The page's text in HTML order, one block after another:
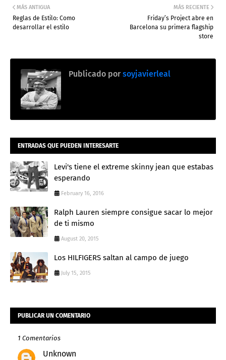
MÁS RECIENTE
Friday’s Project abre en
Barcelona su primera flagship
store
MÁS ANTIGUA
Reglas de Estilo: Como
desarrollar el estilo
Publicado por soyjavierleal
ENTRADAS QUE PUEDEN INTERESARTE
Levi's tiene el extreme skinny jean que estabas
esperando
February 16, 2016
Ralph Lauren siempre consigue sacar lo mejor
de ti mismo
August 20, 2015
Los HILFIGERS saltan al campo de juego
July 15, 2015
PUBLICAR UN COMENTARIO
1 Comentarios
Unknown